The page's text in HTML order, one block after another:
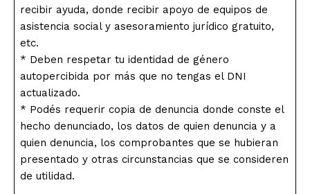
recibir ayuda, donde recibir apoyo de equipos de
asistencia social y asesoramiento jurídico gratuito,
etc.
* Deben respetar tu identidad de género
autopercibida por más que no tengas el DNI
actualizado.
* Podés requerir copia de denuncia donde conste el
hecho denunciado, los datos de quien denuncia y a
quien denuncia, los comprobantes que se hubieran
presentado y otras circunstancias que se consideren
de utilidad.